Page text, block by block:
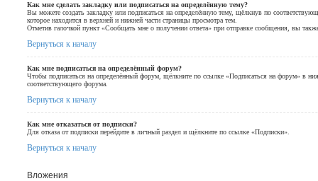
Как мне сделать закладку или подписаться на определённую тему?
Вы можете создать закладку или подписаться на определённую тему, щёлкнув по
которое находится в верхней и нижней части страницы просмотра тем.
Отметив галочкой пункт «Сообщать мне о получении ответа» при отправке сообщения, вы
Вернуться к началу
Как мне подписаться на определённый форум?
Чтобы подписаться на определённый форум, щёлкните по ссылке «Подписаться на форум» в
соответствующего форума.
Вернуться к началу
Как мне отказаться от подписки?
Для отказа от подписки перейдите в личный раздел и щёлкните по ссылке «Подписки».
Вернуться к началу
Вложения